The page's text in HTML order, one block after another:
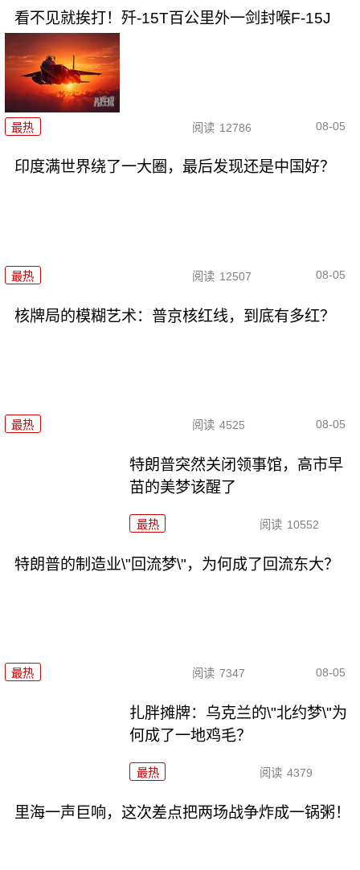
看不见就挨打！歼-15T百公里外一剑封喉F-15J
最热 阅读 12786 08-05
印度满世界绕了一大圈，最后发现还是中国好？
最热 阅读 12507 08-05
核牌局的模糊艺术：普京核红线，到底有多红？
最热 阅读 4525 08-05
特朗普突然关闭领事馆，高市早
苗的美梦该醒了
最热 阅读 10552
特朗普的制造业\"回流梦\"，为何成了回流东大？
最热 阅读 7347 08-05
扎胖摊牌：乌克兰的\"北约梦\"为
何成了一地鸡毛？
最热 阅读 4379
里海一声巨响，这次差点把两场战争炸成一锅粥！